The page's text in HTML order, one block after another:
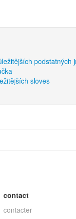
podstatných
sloves
contact
contacter